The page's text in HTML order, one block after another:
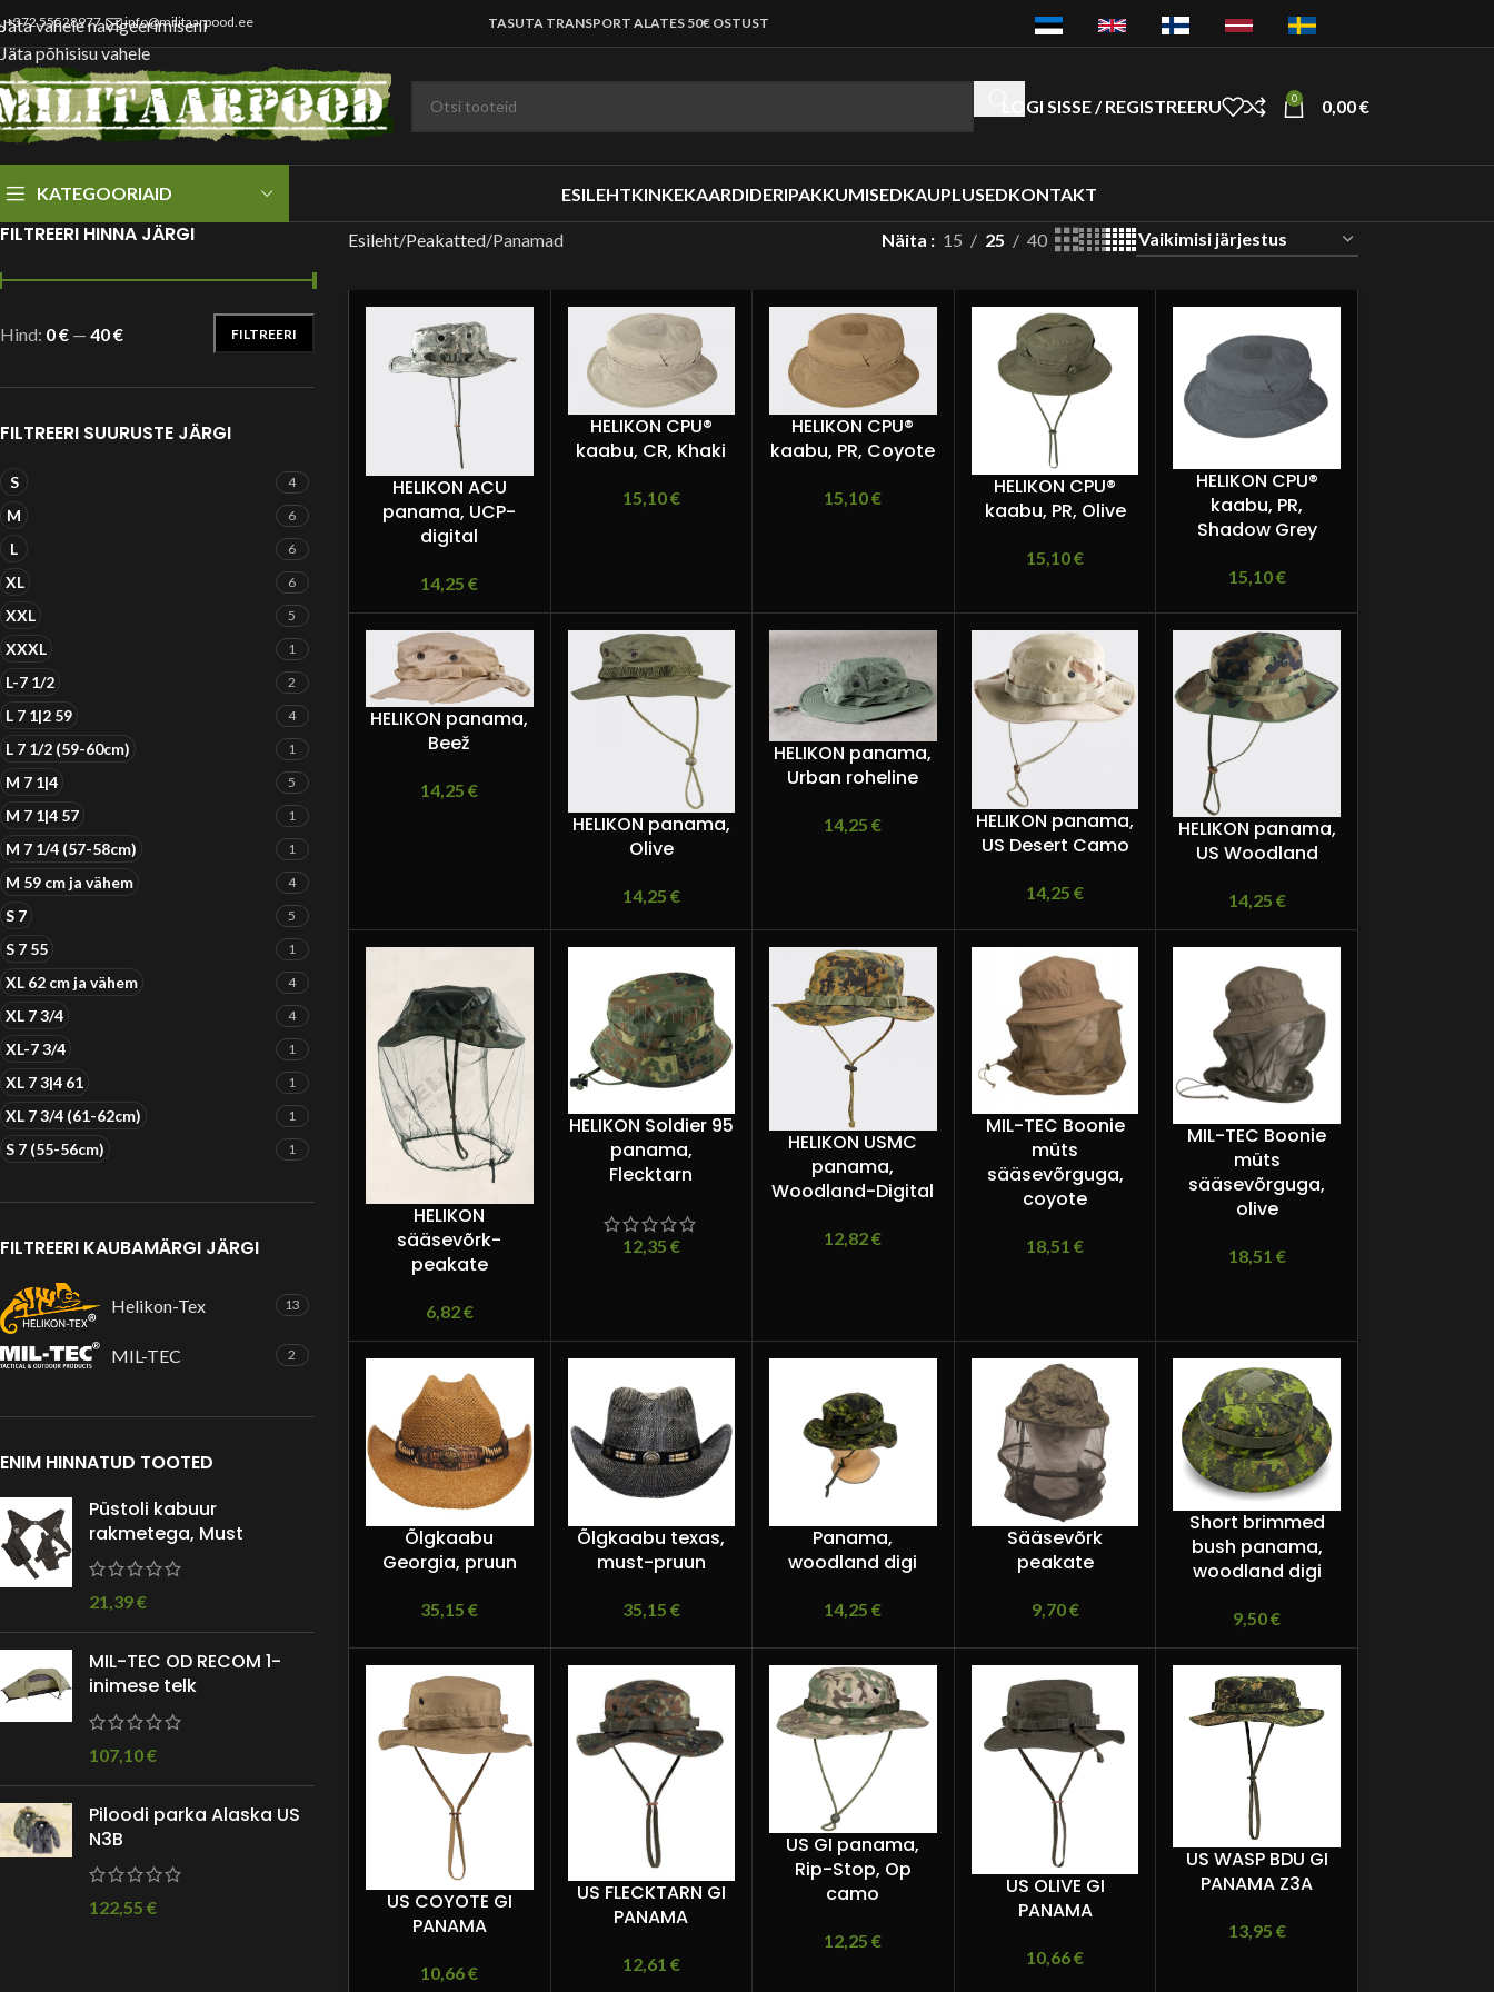
Jäta vahele navigeerimiseni
Jäta põhisisu vahele
+372 55528977 info@militaarpood.ee TASUTA TRANSPORT ALATES 50€ OSTUST
LOGI SISSE / REGISTREERU 0 0,00€
KATEGOORIAID ESILEHTKINKEKAARDIDERIPAKKUMISEDKAUPLUSEDKONTAKT
FILTREERI HINNA JÄRGI
FILTREERI
Hind: 0 € — 40 €
FILTREERI SUURUSTE JÄRGI
S 4
M 6
L 6
XL 6
XXL 5
XXXL 1
L-7 1/2 2
L 7 1|2 59 4
L 7 1/2 (59-60cm) 1
M 7 1|4 5
M 7 1|4 57 1
M 7 1/4 (57-58cm) 1
M 59 cm ja vähem 4
S 7 5
S 7 55 1
XL 62 cm ja vähem 4
XL 7 3/4 4
XL-7 3/4 1
XL 7 3|4 61 1
XL 7 3/4 (61-62cm) 1
S 7 (55-56cm) 1
FILTREERI KAUBAMÄRGI JÄRGI
Helikon-Tex 13
MIL-TEC 2
ENIM HINNATUD TOOTED
Püstoli kabuur
rakmetega, Must
21,39€
MIL-TEC OD RECOM 1-
inimese telk
107,10€
Piloodi parka Alaska US
N3B
122,55 €
Esileht Peakatted Panamad Näita 15 25 40
HELIKON ACU
panama, UCP-
digital
14,25€
HELIKON CPU®
kaabu, CR, Khaki
15,10€
HELIKON CPU®
kaabu, PR, Coyote
15,10€
HELIKON CPU®
kaabu, PR, Olive
15,10€
HELIKON CPU®
kaabu, PR,
Shadow Grey
15,10€
HELIKON panama,
Beež
14,25€
HELIKON panama,
Olive
14,25 €
HELIKON panama,
Urban roheline
14,25€
HELIKON panama,
US Desert Camo
14,25 €
HELIKON panama,
US Woodland
14,25 €
HELIKON
sääsevõrk-
peakate
6,82€
HELIKON Soldier 95
panama,
Flecktarn
12,35 €
HELIKON USMC
panama,
Woodland-Digital
12,82€
MIL-TEC Boonie
müts
sääsevõrguga,
coyote
18,51 €
MIL-TEC Boonie
müts
sääsevõrguga,
olive
18,51 €
Õlgkaabu
Georgia, pruun
35,15€
Õlgkaabu texas,
must-pruun
35,15 €
Panama,
woodland digi
14,25€
Sääsevõrk
peakate
9,70€
Short brimmed
bush panama,
woodland digi
9,50€
US COYOTE GI
PANAMA
10,66€
US FLECKTARN GI
PANAMA
12,61 €
US GI panama,
Rip-Stop, Op
camo
12,25€
US OLIVE GI
PANAMA
10,66€
US WASP BDU GI
PANAMA Z3A
13,95 €